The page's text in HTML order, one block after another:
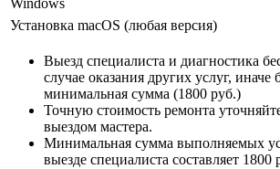
Windows
Установка macOS (любая версия)
Выезд специалиста и диагностика
случае оказания других услуг, иначе
минимальная сумма (1800 руб.)
Точную стоимость ремонта
выездом мастера.
Минимальная сумма выполняемых
выезде специалиста составляет 1800